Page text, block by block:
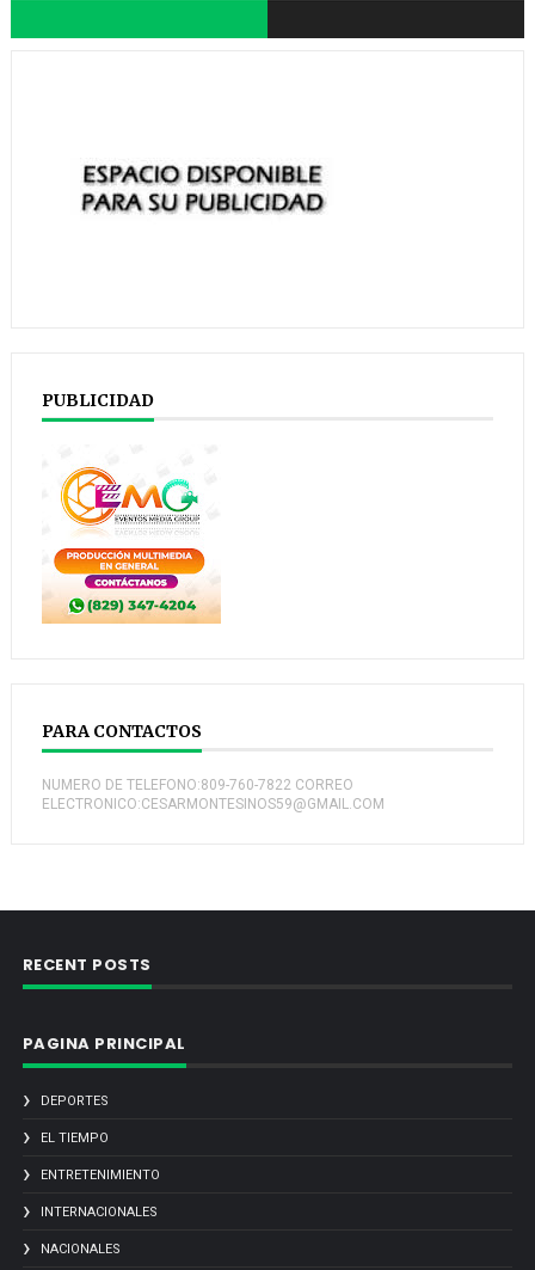
PUBLICIDAD
PARA CONTACTOS
NUMERO DE TELEFONO:809-760-7822 CORREO
ELECTRONICO:CESARMONTESINOS59@GMAIL.COM
RECENT POSTS
PAGINA PRINCIPAL
DEPORTES
EL TIEMPO
ENTRETENIMIENTO
INTERNACIONALES
NACIONALES